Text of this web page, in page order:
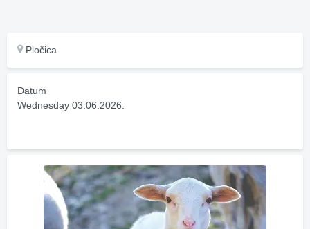
Pločica
Datum
Wednesday 03.06.2026.